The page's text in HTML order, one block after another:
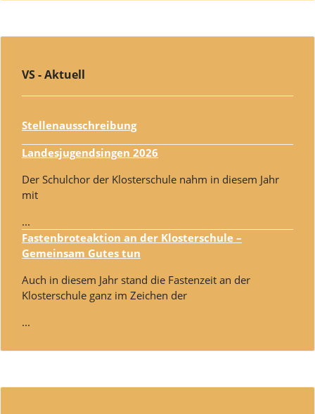
VS - Aktuell
Stellenausschreibung
Landesjugendsingen 2026
Der Schulchor der Klosterschule nahm in diesem Jahr
mit
...
Fastenbroteaktion an der Klosterschule –
Gemeinsam Gutes tun
Auch in diesem Jahr stand die Fastenzeit an der
Klosterschule ganz im Zeichen der
...